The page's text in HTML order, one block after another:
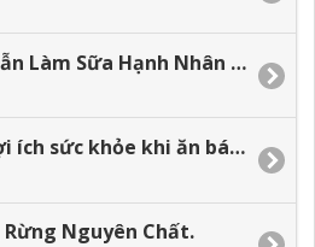
Hướng Dẫn Làm Sữa Hạnh Nhân Tại Nhà
Những lợi ích sức khỏe khi ăn bánh gạo lứt.
Nguyên Chất.